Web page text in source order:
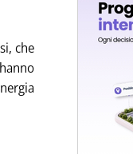
che
(+4,4%)